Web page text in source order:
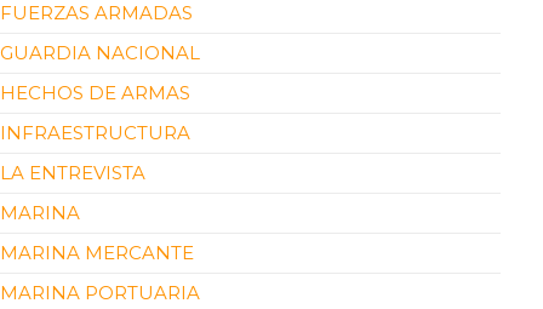
FUERZAS ARMADAS
GUARDIA NACIONAL
HECHOS DE ARMAS
INFRAESTRUCTURA
LA ENTREVISTA
MARINA
MARINA MERCANTE
MARINA PORTUARIA